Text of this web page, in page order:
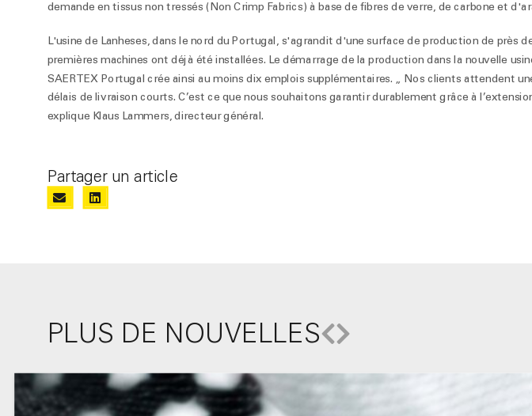
demande en tissus non tressés (Non Crimp Fabrics) à base de fibres de verre, de carbone et
L'usine de Lanheses, dans le nord du Portugal, s'agrandit d'une surface de production de près
premières machines ont déjà été installées. Le démarrage de la production dans la nouvelle
SAERTEX Portugal crée ainsi au moins dix emplois supplémentaires. „ Nos clients attendent
délais de livraison courts. C’est ce que nous souhaitons garantir durablement grâce à
explique Klaus Lammers, directeur général.
Partager un article
PLUS DE NOUVELLES